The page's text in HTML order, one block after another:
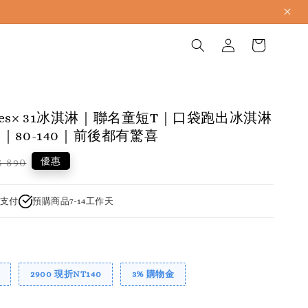
31冰淇淋｜聯名童短T｜口袋跑出冰淇淋
80-140｜前後都有驚喜
890 優惠
付 預購商品7-14工作天
2900 現折NT140 3% 購物金